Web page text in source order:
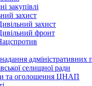
закупівлі
захист
захист
фронт
адміністративних
селищної ради
та оголошення ЦНАП